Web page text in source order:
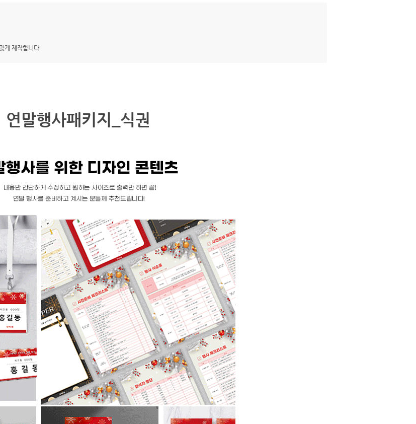
게 제작합니다
연말행사패키지_식권